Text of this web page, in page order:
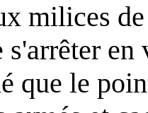
milices
s'arrêter
que le